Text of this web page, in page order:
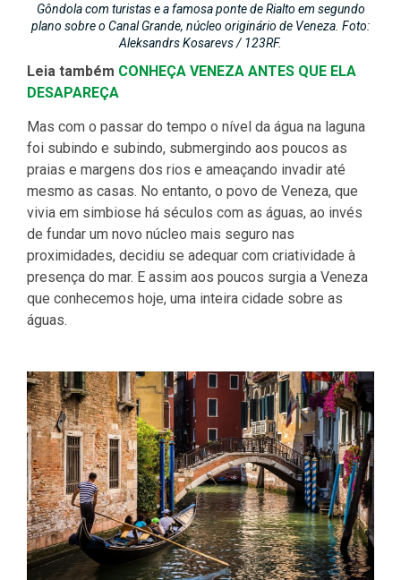
Gôndola com turistas e a famosa ponte de Rialto em segundo
plano sobre o Canal Grande, núcleo originário de Veneza. Foto:
Aleksandrs Kosarevs / 123RF.
Leia também CONHEÇA VENEZA ANTES QUE ELA
DESAPAREÇA
Mas com o passar do tempo o nível da água na laguna
foi subindo e subindo, submergindo aos poucos as
praias e margens dos rios e ameaçando invadir até
mesmo as casas. No entanto, o povo de Veneza, que
vivia em simbiose há séculos com as águas, ao invés
de fundar um novo núcleo mais seguro nas
proximidades, decidiu se adequar com criatividade à
presença do mar. E assim aos poucos surgia a Veneza
que conhecemos hoje, uma inteira cidade sobre as
águas.